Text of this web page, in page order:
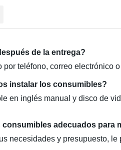
de la entrega?
por teléfono, correo electrónico
instalar los consumibles?
en inglés manual y disco de
adecuados para
necesidades y presupuesto,